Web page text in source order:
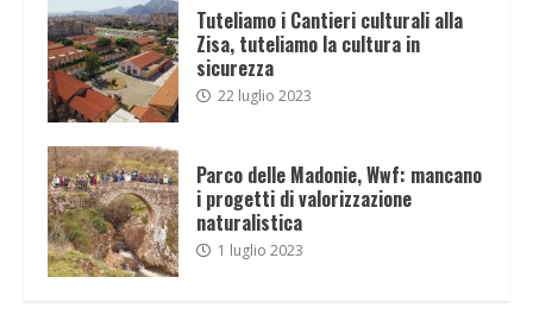
Tuteliamo i Cantieri culturali alla
Zisa, tuteliamo la cultura in
sicurezza
22 luglio 2023
Parco delle Madonie, Wwf: mancano
i progetti di valorizzazione
naturalistica
1 luglio 2023